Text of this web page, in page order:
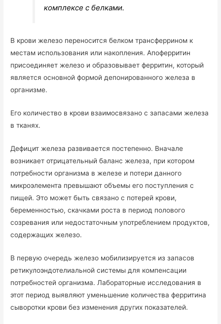
комплексе с белками.
В крови железо переносится белком трансферрином к
местам использования или накопления. Апоферритин
присоединяет железо и образовывает ферритин, который
является основной формой депонированного железа в
организме.
Его количество в крови взаимосвязано с запасами железа
в тканях.
Дефицит железа развивается постепенно. Вначале
возникает отрицательный баланс железа, при котором
потребности организма в железе и потери данного
микроэлемента превышают объемы его поступления с
пищей. Это может быть связано с потерей крови,
беременностью, скачками роста в период полового
созревания или недостаточным употреблением продуктов,
содержащих железо.
В первую очередь железо мобилизируется из запасов
ретикулоэндотелиальной системы для компенсации
потребностей организма. Лабораторные исследования в
этот период выявляют уменьшение количества ферритина
сыворотки крови без изменения других показателей.